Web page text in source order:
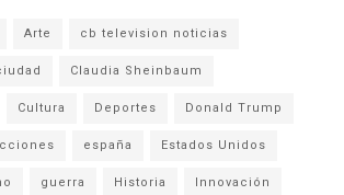
Arte cb television noticias
Claudia Sheinbaum
Cultura Deportes Donald Trump
españa Estados Unidos
guerra Historia Innovación